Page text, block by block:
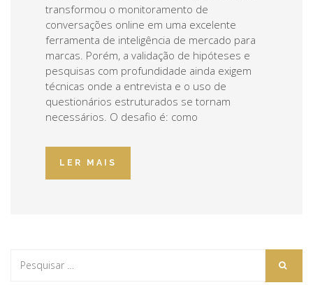
transformou o monitoramento de
conversações online em uma excelente
ferramenta de inteligência de mercado para
marcas. Porém, a validação de hipóteses e
pesquisas com profundidade ainda exigem
técnicas onde a entrevista e o uso de
questionários estruturados se tornam
necessários. O desafio é: como
LER MAIS